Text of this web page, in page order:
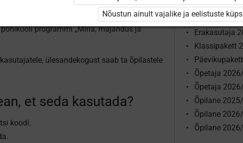
õpetajale on abiks kõikidele
programmi „Mina, majandus ja
ülesandekogust saab ta õpilastele
et seda kasutada?
koodi.
Algklassid ja
Erakasutaja
Klassipakett
Õpetaja
Õpetaja
Õpilane
Õpilane
Õpilane
Nõustun ainult vajalike ja eelistuste